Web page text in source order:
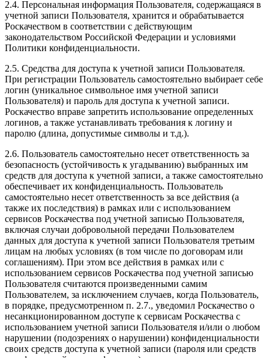
2.4. Персональная информация Пользователя, содержащаяся в
учетной записи Пользователя, хранится и обрабатывается
Роскачеством в соответствии с действующим
законодательством Российской Федерации и условиями
Политики конфиденциальности.
2.5. Средства для доступа к учетной записи Пользователя.
При регистрации Пользователь самостоятельно выбирает себе
логин (уникальное символьное имя учетной записи
Пользователя) и пароль для доступа к учетной записи.
Роскачество вправе запретить использование определенных
логинов, а также устанавливать требования к логину и
паролю (длина, допустимые символы и т.д.).
2.6. Пользователь самостоятельно несет ответственность за
безопасность (устойчивость к угадыванию) выбранных им
средств для доступа к учетной записи, а также самостоятельно
обеспечивает их конфиденциальность. Пользователь
самостоятельно несет ответственность за все действия (а
также их последствия) в рамках или с использованием
сервисов Роскачества под учетной записью Пользователя,
включая случаи добровольной передачи Пользователем
данных для доступа к учетной записи Пользователя третьим
лицам на любых условиях (в том числе по договорам или
соглашениям). При этом все действия в рамках или с
использованием сервисов Роскачества под учетной записью
Пользователя считаются произведенными самим
Пользователем, за исключением случаев, когда Пользователь,
в порядке, предусмотренном п. 2.7., уведомил Роскачество о
несанкционированном доступе к сервисам Роскачества с
использованием учетной записи Пользователя и/или о любом
нарушении (подозрениях о нарушении) конфиденциальности
своих средств доступа к учетной записи (пароля или средств